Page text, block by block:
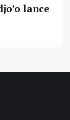
lance